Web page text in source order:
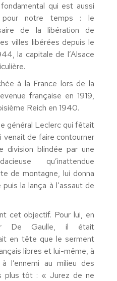
qui est aussi
pour notre temps : le
de la libération de
villes libérées depuis le
la capitale de l’Alsace
à la France lors de la
française en 1919,
Reich en 1940.
général Leclerc qui fêtait
venait de faire contourner
division blindée par une
qu’inattendue
de montagne, lui donna
la lança à l’assaut de
cet objectif. Pour lui, en
De Gaulle, il était
en tête que le serment
libres et lui-même, à
l’ennemi au milieu des
plus tôt : « Jurez de ne